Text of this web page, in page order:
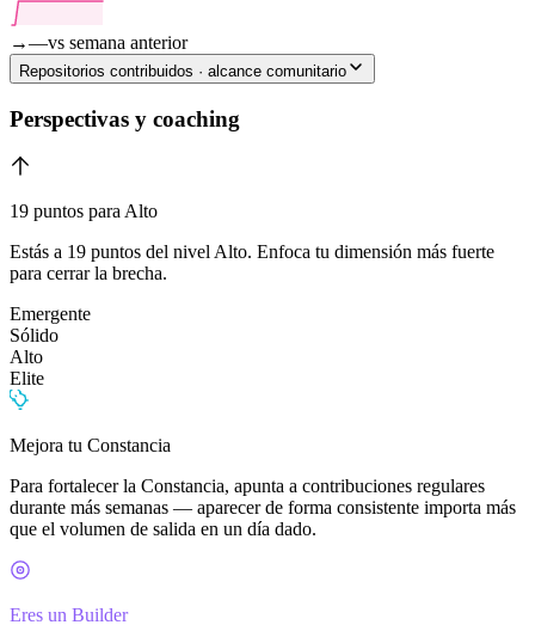
→—vs semana anterior
Repositorios contribuidos · alcance comunitario
Perspectivas y coaching
19 puntos para Alto
Estás a 19 puntos del nivel Alto. Enfoca tu dimensión más fuerte
para cerrar la brecha.
Emergente
Sólido
Alto
Elite
Mejora tu Constancia
Para fortalecer la Constancia, apunta a contribuciones regulares
durante más semanas — aparecer de forma consistente importa más
que el volumen de salida en un día dado.
Eres un Builder